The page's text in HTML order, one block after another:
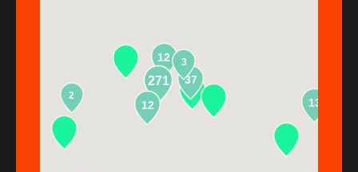
12
271
13
37
2
12
3